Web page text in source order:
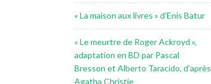
« La maison aux livres » d’Enis Batur
« Le meurtre de Roger Ackroyd »,
adaptation en BD par Pascal
Bresson et Alberto Taracido, d’après
Agatha Christie